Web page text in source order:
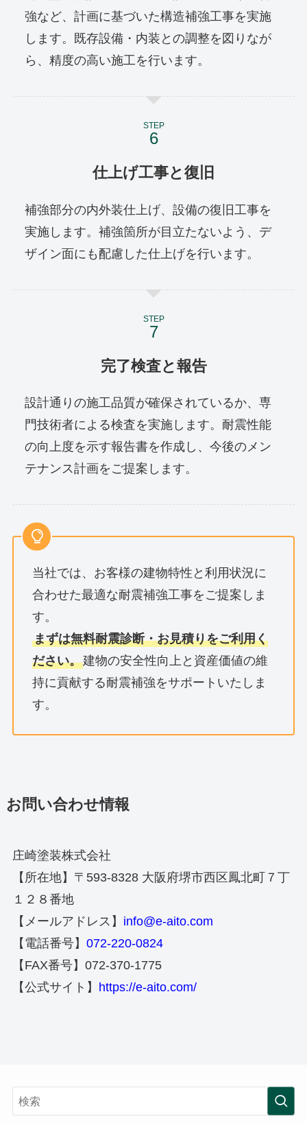
強など、計画に基づいた構造補強工事を実施
します。既存設備・内装との調整を図りなが
ら、精度の高い施工を行います。
STEP
仕上げ工事と復旧
補強部分の内外装仕上げ、設備の復旧工事を
実施します。補強箇所が目立たないよう、デ
ザイン面にも配慮した仕上げを行います。
STEP
完了検査と報告
設計通りの施工品質が確保されているか、専
門技術者による検査を実施します。耐震性能
の向上度を示す報告書を作成し、今後のメン
テナンス計画をご提案します。
当社では、お客様の建物特性と利用状況に
合わせた最適な耐震補強工事をご提案しま
す。
まずは無料耐震診断・お見積りをご利用く
ださい。建物の安全性向上と資産価値の維
持に貢献する耐震補強をサポートいたしま
す。
お問い合わせ情報
庄崎塗装株式会社
【所在地】〒593-8328 大阪府堺市西区鳳北町７丁
１２８番地
【メールアドレス】 info@e-aito.com
【電話番号】 072-220-0824
【FAX番号】072-370-1775
【公式サイト】 https://e-aito.com/